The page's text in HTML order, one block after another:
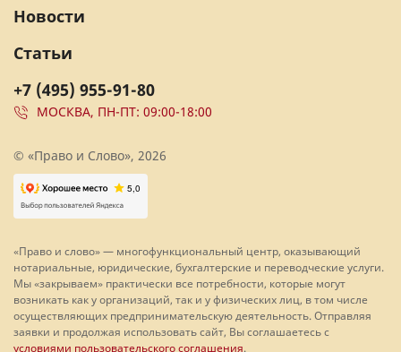
+7 (495) 955-91-80
МОСКВА, ПН-ПТ: 09:00-18:00
Новости
Статьи
© «Право и Слово», 2026
«Право и слово» — многофункциональный центр, оказывающий
нотариальные, юридические, бухгалтерские и переводческие услуги.
Мы «закрываем» практически все потребности, которые могут
возникать как у организаций, так и у физических лиц, в том числе
осуществляющих предпринимательскую деятельность. Отправляя
заявки и продолжая использовать сайт, Вы соглашаетесь с
условиями пользовательского соглашения.